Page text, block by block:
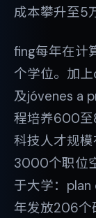
成本攀升至5
fing每年在计
个学位。加
及jóvenes a
程培养600至
科技人才规
3000个职位
于大学：plan
年发放206个